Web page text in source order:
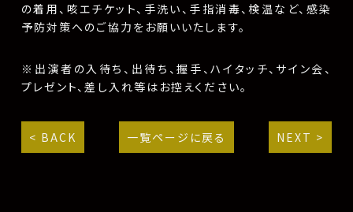
の着用、咳エチケット、手洗い、手指消毒、検温など、感染
予防対策へのご協力をお願いいたします。
※出演者の入待ち、出待ち、握手、ハイタッチ、サイン会、
プレゼント、差し入れ等はお控えください。
< BACK 一覧ページに戻る NEXT >